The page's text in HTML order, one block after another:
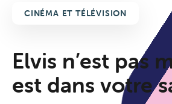
CINÉMA ET TÉLÉVISION
Elvis n’est pas
est dans votre